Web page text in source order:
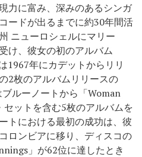
力に富み、深みのあるシンガ
ードが出るまでに約30年間活
ニューロシェルにマリー
け、彼女の初のアルバム
1967年にカデットからリリ
2枚のアルバムリリースの
ルーノートから「Woman
ットを含む5枚のアルバムを
トにおける最初の成功は、彼
ロンビアに移り、ディスコの
」が62位に達したとき